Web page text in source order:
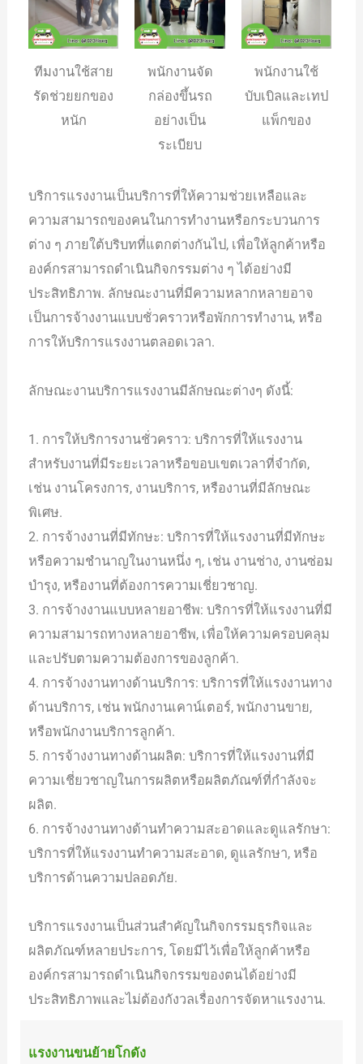
ทีมงานใช้สาย
รัดช่วยยกของ
หนัก
พนักงานจัด
กล่องขึ้นรถ
อย่างเป็น
ระเบียบ
พนักงานใช้
บับเบิลและเทป
แพ็กของ
บริการแรงงานเป็นบริการที่ให้ความช่วยเหลือและ
ความสามารถของคนในการทำงานหรือกระบวนการ
ต่าง ๆ ภายใต้บริบทที่แตกต่างกันไป, เพื่อให้ลูกค้าหรือ
องค์กรสามารถดำเนินกิจกรรมต่าง ๆ ได้อย่างมี
ประสิทธิภาพ. ลักษณะงานที่มีความหลากหลายอาจ
เป็นการจ้างงานแบบชั่วคราวหรือพักการทำงาน, หรือ
การให้บริการแรงงานตลอดเวลา.
ลักษณะงานบริการแรงงานมีลักษณะต่างๆ ดังนี้:
1. การให้บริการงานชั่วคราว: บริการที่ให้แรงงาน
สำหรับงานที่มีระยะเวลาหรือขอบเขตเวลาที่จำกัด,
เช่น งานโครงการ, งานบริการ, หรืองานที่มีลักษณะ
พิเศษ.
2. การจ้างงานที่มีทักษะ: บริการที่ให้แรงงานที่มีทักษะ
หรือความชำนาญในงานหนึ่ง ๆ, เช่น งานช่าง, งานซ่อม
บำรุง, หรืองานที่ต้องการความเชี่ยวชาญ.
3. การจ้างงานแบบหลายอาชีพ: บริการที่ให้แรงงานที่มี
ความสามารถทางหลายอาชีพ, เพื่อให้ความครอบคลุม
และปรับตามความต้องการของลูกค้า.
4. การจ้างงานทางด้านบริการ: บริการที่ให้แรงงานทาง
ด้านบริการ, เช่น พนักงานเคาน์เตอร์, พนักงานขาย,
หรือพนักงานบริการลูกค้า.
5. การจ้างงานทางด้านผลิต: บริการที่ให้แรงงานที่มี
ความเชี่ยวชาญในการผลิตหรือผลิตภัณฑ์ที่กำลังจะ
ผลิต.
6. การจ้างงานทางด้านทำความสะอาดและดูแลรักษา:
บริการที่ให้แรงงานทำความสะอาด, ดูแลรักษา, หรือ
บริการด้านความปลอดภัย.
บริการแรงงานเป็นส่วนสำคัญในกิจกรรมธุรกิจและ
ผลิตภัณฑ์หลายประการ, โดยมีไว้เพื่อให้ลูกค้าหรือ
องค์กรสามารถดำเนินกิจกรรมของตนได้อย่างมี
ประสิทธิภาพและไม่ต้องกังวลเรื่องการจัดหาแรงงาน.
แรงงานขนย้ายโกดัง